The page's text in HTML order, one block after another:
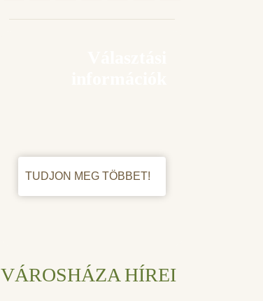
TUDJON MEG TÖBBET!
VÁROSHÁZA HÍREI